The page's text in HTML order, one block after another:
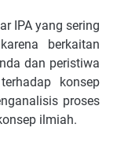
IPA yang sering
berkaitan
dan peristiwa
konsep
proses
ilmiah.